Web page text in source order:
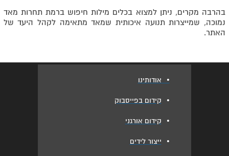
בהרבה מקרים, ניתן למצוא בכלים מילות חיפוש ברמת תחרות מאד
נמוכה, שמייצרות תנועה איכותית שמאד מתאימה לקהל היעד של
האתר.
• אודותינו
• קידום בפייסבוק
• קידום אורגני
• ייצור לידים